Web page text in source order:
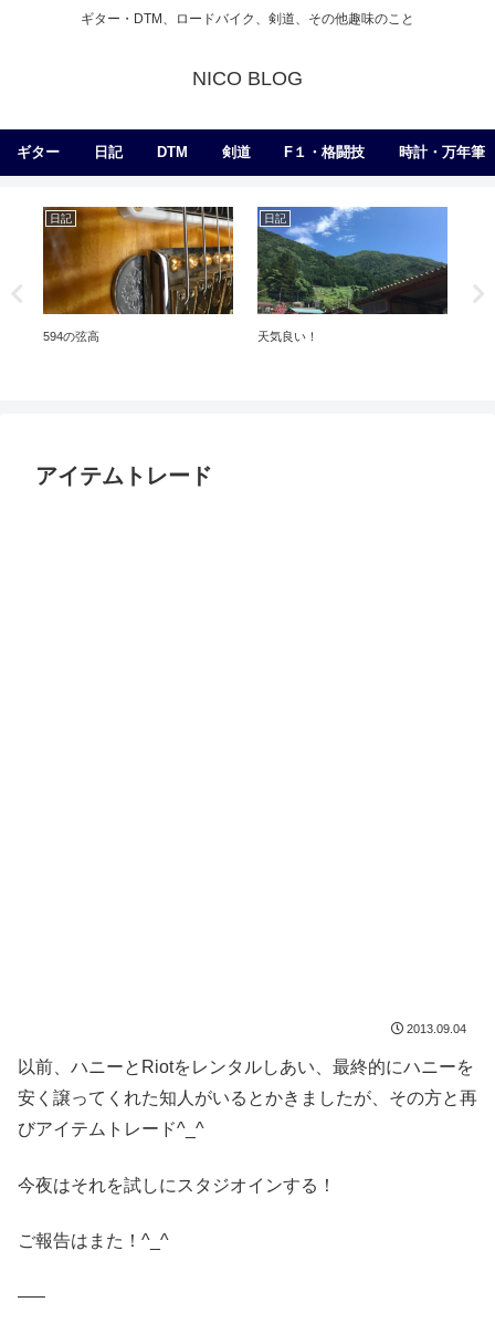
ギター・DTM、ロードバイク、剣道、その他趣味のこと
NICO BLOG
ギター 日記 DTM 剣道 F１・格闘技 時計・万年筆
日記
594の弦高
日記
天気良い！
アイテムトレード
2013.09.04
以前、ハニーとRiotをレンタルしあい、最終的にハニーを
安く譲ってくれた知人がいるとかきましたが、その方と再
びアイテムトレード^_^
今夜はそれを試しにスタジオインする！
ご報告はまた！^_^
—–